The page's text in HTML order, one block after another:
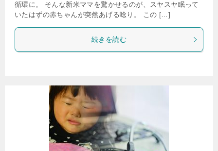
循環に。 そんな新米ママを驚かせるのが、スヤスヤ眠って
いたはずの赤ちゃんが突然あげる唸り。 この […]
続きを読む